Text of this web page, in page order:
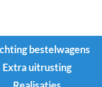
bestelwagens
Extra uitrusting